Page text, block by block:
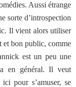
Aussi étrange
sorte d’introspection
Il vient alors utiliser
et bon public, comme
est un peu une
en général. Il veut
pour s’amuser, se